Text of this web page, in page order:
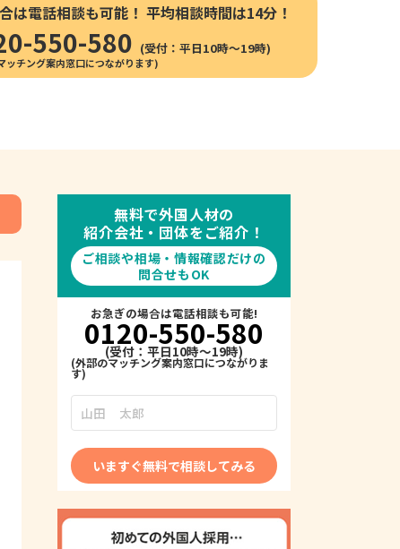
は電話相談も可能！ 平均相談時間は14分！
550-580 (受付：平日10時〜19時)
無料で外国人材の
紹介会社・団体をご紹介！
ご相談や相場・情報確認だけの
問合せもOK
お急ぎの場合は電話相談も可能!
0120-550-580
(受付：平日10時～19時)
いますぐ無料で相談してみる